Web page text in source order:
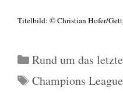
Titel­bild: © Chris­ti­an Hofer/
Kategorien
Rund um das
Schlagwörter
Champions League